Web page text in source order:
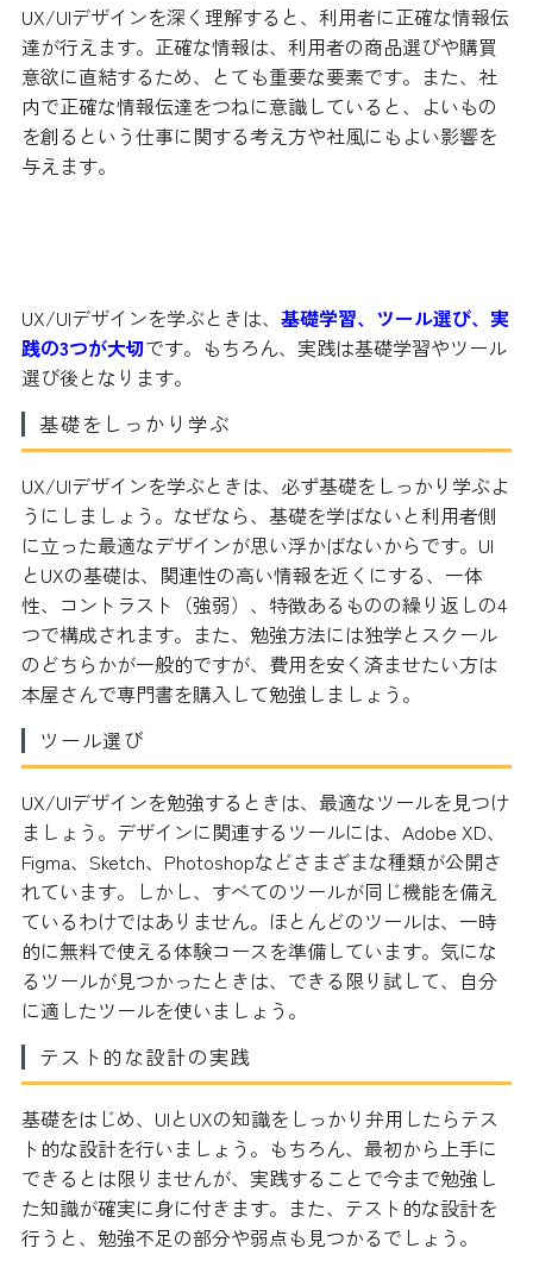
UX/UIデザインを深く理解すると、利用者に正確な情報伝
達が行えます。正確な情報は、利用者の商品選びや購買
意欲に直結するため、とても重要な要素です。また、社
内で正確な情報伝達をつねに意識していると、よいもの
を創るという仕事に関する考え方や社風にもよい影響を
与えます。
UX/UIデザインを学ぶときは、 基礎学習、ツール選び、実
践の3つが大切です。もちろん、実践は基礎学習やツール
選び後となります。
基礎をしっかり学ぶ
UX/UIデザインを学ぶときは、必ず基礎をしっかり学ぶよ
うにしましょう。なぜなら、基礎を学ばないと利用者側
に立った最適なデザインが思い浮かばないからです。UI
とUXの基礎は、関連性の高い情報を近くにする、一体
性、コントラスト（強弱）、特徴あるものの繰り返しの4
つで構成されます。また、勉強方法には独学とスクール
のどちらかが一般的ですが、費用を安く済ませたい方は
本屋さんで専門書を購入して勉強しましょう。
ツール選び
UX/UIデザインを勉強するときは、最適なツールを見つけ
ましょう。デザインに関連するツールには、Adobe XD、
Figma、Sketch、Photoshopなどさまざまな種類が公開さ
れています。しかし、すべてのツールが同じ機能を備え
ているわけではありません。ほとんどのツールは、一時
的に無料で使える体験コースを準備しています。気にな
るツールが見つかったときは、できる限り試して、自分
に適したツールを使いましょう。
テスト的な設計の実践
基礎をはじめ、UIとUXの知識をしっかり弁用したらテス
ト的な設計を行いましょう。もちろん、最初から上手に
できるとは限りませんが、実践することで今まで勉強し
た知識が確実に身に付きます。また、テスト的な設計を
行うと、勉強不足の部分や弱点も見つかるでしょう。